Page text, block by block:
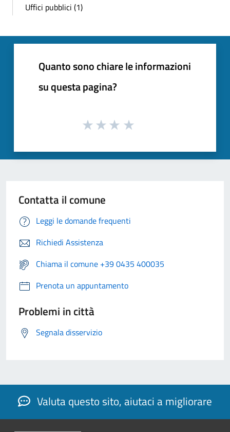
Uffici pubblici (1)
Quanto sono chiare le informazioni
su questa pagina?
Contatta il comune
Leggi le domande frequenti
Richiedi Assistenza
Chiama il comune +39 0435 400035
Prenota un appuntamento
Problemi in città
Segnala disservizio
Valuta questo sito, aiutaci a migliorare